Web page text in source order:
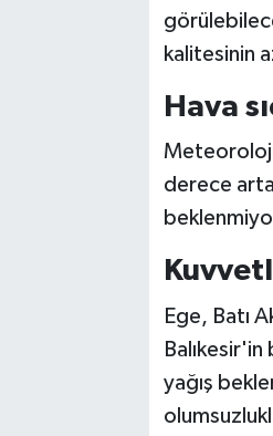
kalitesinin
Hava
Meteoroloji
derece
Ege, Batı
yağış